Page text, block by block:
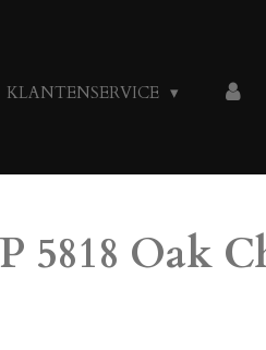
KLANTENSERVICE
5818 Oak